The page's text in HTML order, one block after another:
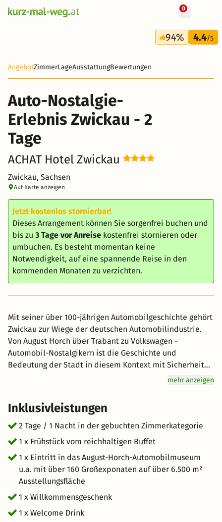
0
2 Tage
59 €
94% 4.4/5
AngebotZimmerLageAusstattungBewertungen
Auto-Nostalgie-
Erlebnis Zwickau - 2
Tage
ACHAT Hotel Zwickau
Zwickau, Sachsen
Auf Karte anzeigen
Jetzt kostenlos stornierbar!
Dieses Arrangement können Sie sorgenfrei buchen und
bis zu 3 Tage vor Anreise kostenfrei stornieren oder
umbuchen. Es besteht momentan keine
Notwendigkeit, auf eine spannende Reise in den
kommenden Monaten zu verzichten.
Mit seiner über 100-jährigen Automobilgeschichte gehört
Zwickau zur Wiege der deutschen Automobilindustrie.
Von August Horch über Trabant zu Volkswagen -
Automobil-Nostalgikern ist die Geschichte und
Bedeutung der Stadt in diesem Kontext mit Sicherheit
ein Begriff. Auch heute noch ist die Geschichte des
August Horch Museum - nur 1 km vom ACHAT Hotel
Zwickau - ist die Geschichte noch und im Besonderen
erlebbar. (Zur Beachtung: das Museum ist montags
geschlossen).
mehr anzeigen
Inklusivleistungen
2 Tage / 1 Nacht in der gebuchten Zimmerkategorie
1 x Frühstück vom reichhaltigen Buffet
1 x Eintritt in das August-Horch-Automobilmuseum
u.a. mit über 160 Großexponaten auf über 6.500 m²
Ausstellungsfläche
1 x Willkommensgeschenk
1 x Welcome Drink